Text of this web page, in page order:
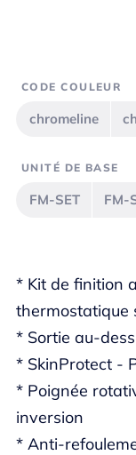
* Kit de finition
thermostatique
* Sortie au-
* SkinProtect -
* Poignée
inversion
* Anti-
CODE COULEUR
chromeline
UNITÉ DE BASE
FM-SET FM-